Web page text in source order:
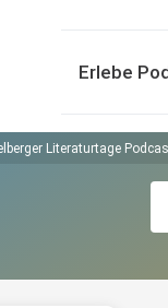
Erlebe
Literaturtage